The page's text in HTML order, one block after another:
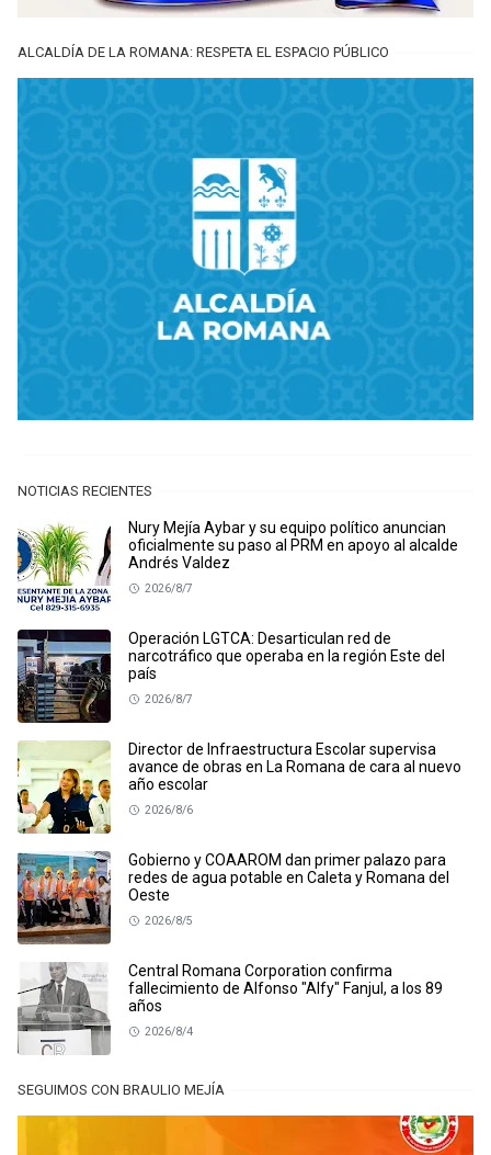
ALCALDÍA DE LA ROMANA: RESPETA EL ESPACIO PÚBLICO
NOTICIAS RECIENTES
Nury Mejía Aybar y su equipo político anuncian
oficialmente su paso al PRM en apoyo al alcalde
Andrés Valdez
2026/8/7
Operación LGTCA: Desarticulan red de
narcotráfico que operaba en la región Este del
país
2026/8/7
Director de Infraestructura Escolar supervisa
avance de obras en La Romana de cara al nuevo
año escolar
2026/8/6
Gobierno y COAAROM dan primer palazo para
redes de agua potable en Caleta y Romana del
Oeste
2026/8/5
Central Romana Corporation confirma
fallecimiento de Alfonso "Alfy" Fanjul, a los 89
años
2026/8/4
SEGUIMOS CON BRAULIO MEJÍA